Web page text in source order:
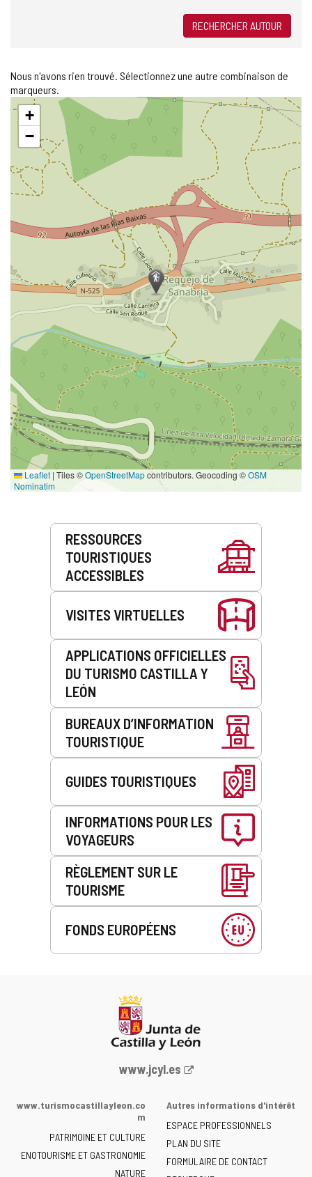
RECHERCHER AUTOUR
Nous n'avons rien trouvé. Sélectionnez une autre combinaison de
marqueurs.
Sauter
carte
+
−
Leaflet | Tiles ©OpenStreetMapcontributors. Geocoding ©OSM
Nominatim
Prestations
RESSOURCES
TOURISTIQUES
ACCESSIBLES
VISITES VIRTUELLES
APPLICATIONS OFFICIELLES
DU TURISMO CASTILLA Y
LEÓN
BUREAUX D’INFORMATION
TOURISTIQUE
GUIDES TOURISTIQUES
INFORMATIONS POUR LES
VOYAGEURS
RÈGLEMENT SUR LE
TOURISME
FONDS EUROPÉENS
Portail
la
de
Castilla
www.jcyl.es
www.turismocastillayleon.co
m
PATRIMOINE ET CULTURE
ENOTOURISME ET GASTRONOMIE
NATURE
Autres informations d'intérêt
ESPACE PROFESSIONNELS
PLAN DU SITE
FORMULAIRE DE CONTACT